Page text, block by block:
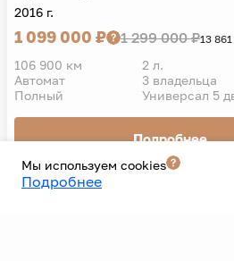
2016 г.
1 099 000 ₽ 1 299 000 ₽13
106 900 км 2 л.
Автомат
3 владельца
Полный
Универсал 5
Подробнее
Мы используем cookies
Подробнее